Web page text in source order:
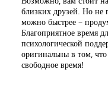
близких друзей. Но не
можно быстрее –
Благоприятное время
психологической
оригинальны в том, что
свободное время!